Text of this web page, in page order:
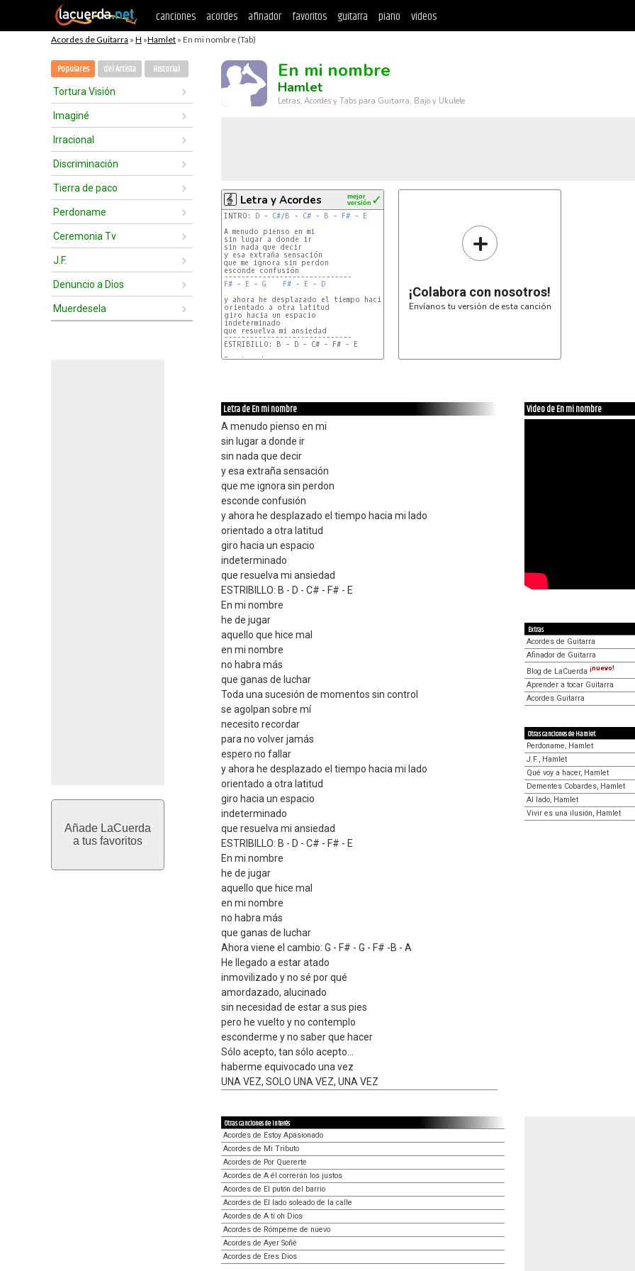
canciones acordes afinador favoritos guitarra piano videos
Acordes de Guitarra » H »Hamlet » En mi nombre (Tab)
Populares del Artista Historial
Tortura Visión
Imaginé
Irracional
Discriminación
Tierra de paco
Perdoname
Ceremonia Tv
J.F.
Denuncio a Dios
Muerdesela
Añade LaCuerda
a tus favoritos
En mi nombre
Hamlet
Letras, Acordes y Tabs para Guitarra, Bajo y Ukulele
Letra y Acordes ✓
mejor
versión
INTRO: D - C#/B - C# - B - F# - E
A menudo pienso en mi
sin lugar a donde ir
sin nada que decir
y esa extraña sensación
que me ignora sin perdon
------------------------------
F# - E - G F# - E - D
y ahora he desplazado el tiempo hacia mi lado
orientado a otra latitud
giro hacia un espacio
indeterminado
------------------------------
+
¡Colabora con nosotros!
Envíanos tu versión de esta canción
Letra de En mi nombre
A menudo pienso en mi
sin lugar a donde ir
sin nada que decir
y esa extraña sensación
que me ignora sin perdon
esconde confusión
y ahora he desplazado el tiempo hacia mi lado
orientado a otra latitud
giro hacia un espacio
indeterminado
que resuelva mi ansiedad
ESTRIBILLO: B - D - C# - F# - E
En mi nombre
he de jugar
aquello que hice mal
en mi nombre
no habra más
que ganas de luchar
Toda una sucesión de momentos sin control
se agolpan sobre mí
necesito recordar
para no volver jamás
espero no fallar
y ahora he desplazado el tiempo hacia mi lado
orientado a otra latitud
giro hacia un espacio
indeterminado
que resuelva mi ansiedad
ESTRIBILLO: B - D - C# - F# - E
En mi nombre
he de jugar
aquello que hice mal
en mi nombre
no habra más
que ganas de luchar
Ahora viene el cambio: G - F# - G - F# -B - A
He llegado a estar atado
inmovilizado y no sé por qué
amordazado, alucinado
sin necesidad de estar a sus pies
pero he vuelto y no contemplo
esconderme y no saber que hacer
Sólo acepto, tan sólo acepto...
haberme equivocado una vez
UNA VEZ, SOLO UNA VEZ, UNA VEZ
Video de En mi nombre
Extras
Acordes de Guitarra
Afinador de Guitarra
Blog de LaCuerda ¡nuevo!
Aprender a tocar Guitarra
Acordes Guitarra
Otras canciones de Hamlet
Perdoname, Hamlet
J.F., Hamlet
Qué voy a hacer, Hamlet
Dementes Cobardes, Hamlet
Al lado, Hamlet
Vivir es una ilusión, Hamlet
Otras canciones de interés
Acordes de Estoy Apasionado
Acordes de Mi Tributo
Acordes de Por Quererte
Acordes de A él correrán los justos
Acordes de El putón del barrio
Acordes de El lado soleado de la calle
Acordes de A tí oh Dios
Acordes de Rómpeme de nuevo
Acordes de Ayer Soñé
Acordes de Eres Dios